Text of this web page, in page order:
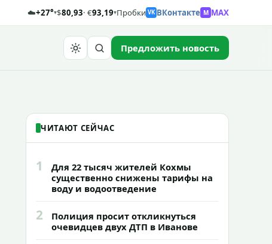
☁️+27°▾$80,93· €93,19▾Пробки VK ВКонтакте M MAX
Предложить новость
ЧИТАЮТ СЕЙЧАС
1
Для 22 тысяч жителей Кохмы
существенно снижены тарифы на
воду и водоотведение
2
Полиция просит откликнуться
очевидцев двух ДТП в Иванове